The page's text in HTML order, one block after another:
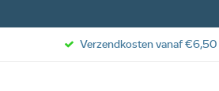
Verzendkosten vanaf €6,50